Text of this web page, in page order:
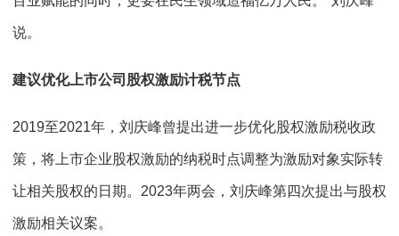
说。
建议优化上市公司股权激励计税节点
2019至2021年，刘庆峰曾提出进一步优化股权激励税收政
策，将上市企业股权激励的纳税时点调整为激励对象实际转
让相关股权的日期。2023年两会，刘庆峰第四次提出与股权
激励相关议案。